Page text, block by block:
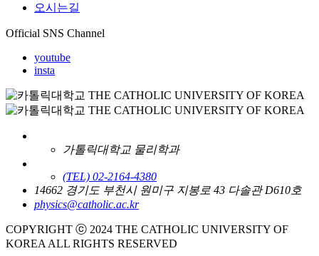
오시는길
Official SNS Channel
youtube
insta
가톨릭대학교 물리학과
(TEL) 02-2164-4380
14662 경기도 부천시 원미구 지봉로 43 다솔관 D610호
physics@catholic.ac.kr
COPYRIGHT ⓒ 2024 THE CATHOLIC UNIVERSITY OF
KOREA ALL RIGHTS RESERVED